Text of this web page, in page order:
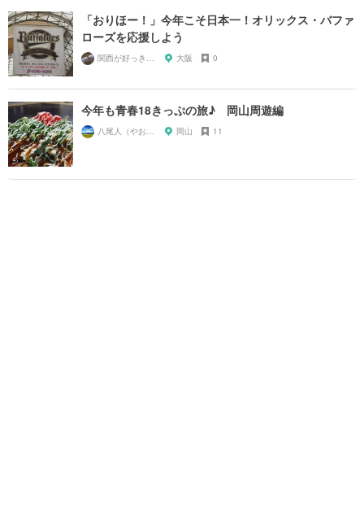
「おりほー！」今年こそ日本一！オリックス・バファ
ローズを応援しよう
関西が好っきゃねん 大阪 0
今年も青春18きっぷの旅♪ 岡山周遊編
八尾人（やおんちゅ） 岡山 11